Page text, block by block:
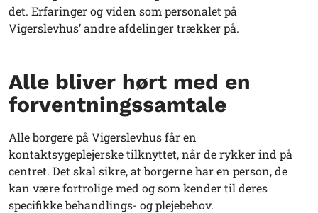
det. Erfaringer og viden som personalet på
Vigerslevhus’ andre afdelinger trækker på.
Alle bliver hørt med en
forventningssamtale
Alle borgere på Vigerslevhus får en
kontaktsygeplejerske tilknyttet, når de rykker ind på
centret. Det skal sikre, at borgerne har en person, de
kan være fortrolige med og som kender til deres
specifikke behandlings- og plejebehov.